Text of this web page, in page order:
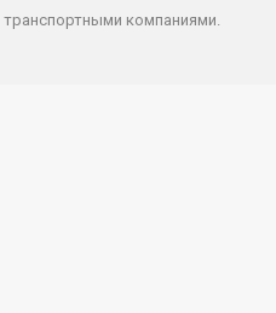
транспортными компаниями.